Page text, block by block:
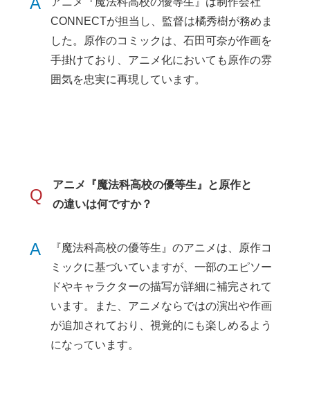
CONNECTが担当し、監督は橘秀樹が務めま
した。原作のコミックは、石田可奈が作画を
手掛けており、アニメ化においても原作の雰
囲気を忠実に再現しています。
Q
アニメ『魔法科高校の優等生』と原作と
の違いは何ですか？
A
『魔法科高校の優等生』のアニメは、原作コ
ミックに基づいていますが、一部のエピソー
ドやキャラクターの描写が詳細に補完されて
います。また、アニメならではの演出や作画
が追加されており、視覚的にも楽しめるよう
になっています。